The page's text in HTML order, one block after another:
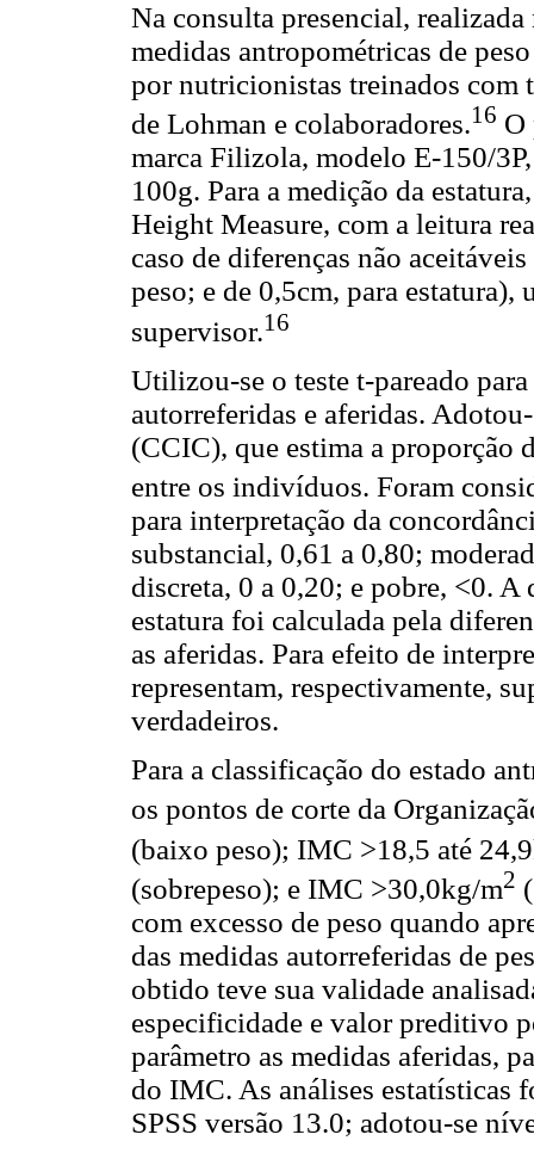
Na consulta presencial,
medidas antropométricas de
por nutricionistas treinados com
de Lohman e colaboradores.16 O
marca Filizola, modelo E-150/
100g. Para a medição da
Height Measure, com a leitura
caso de diferenças não
peso; e de 0,5cm, para
supervisor.16
Utilizou-se o teste t-pareado
autorreferidas e aferidas.
(CCIC), que estima a proporção
entre os indivíduos. Foram
para interpretação da
substancial, 0,61 a 0,80;
discreta, 0 a 0,20; e pobre, <0. A
estatura foi calculada pela
as aferidas. Para efeito de
representam, respectivamente,
verdadeiros.
Para a classificação do estado
os pontos de corte da
(baixo peso); IMC >18,5 até
(sobrepeso); e IMC >30,0kg/m2
com excesso de peso quando
das medidas autorreferidas de
obtido teve sua validade
especificidade e valor preditivo
parâmetro as medidas aferidas,
do IMC. As análises estatísticas
SPSS versão 13.0; adotou-se